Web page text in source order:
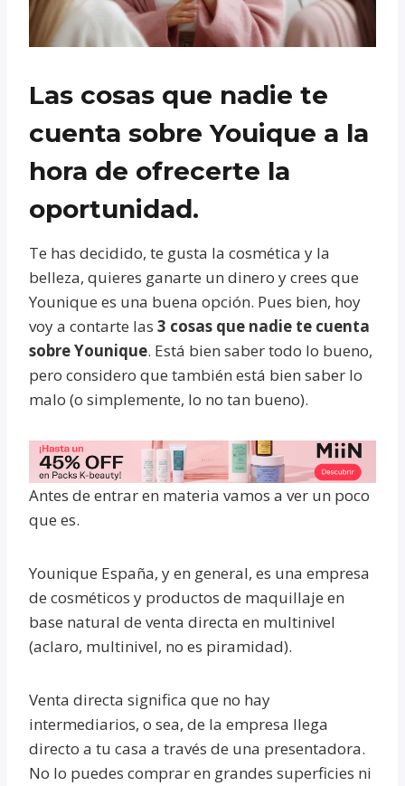
Las cosas que nadie te
cuenta sobre Youique a la
hora de ofrecerte la
oportunidad.
Te has decidido, te gusta la cosmética y la
belleza, quieres ganarte un dinero y crees que
Younique es una buena opción. Pues bien, hoy
voy a contarte las 3 cosas que nadie te cuenta
sobre Younique. Está bien saber todo lo bueno,
pero considero que también está bien saber lo
malo (o simplemente, lo no tan bueno).
Antes de entrar en materia vamos a ver un poco
que es.
Younique España, y en general, es una empresa
de cosméticos y productos de maquillaje en
base natural de venta directa en multinivel
(aclaro, multinivel, no es piramidad).
Venta directa significa que no hay
intermediarios, o sea, de la empresa llega
directo a tu casa a través de una presentadora.
No lo puedes comprar en grandes superficies ni